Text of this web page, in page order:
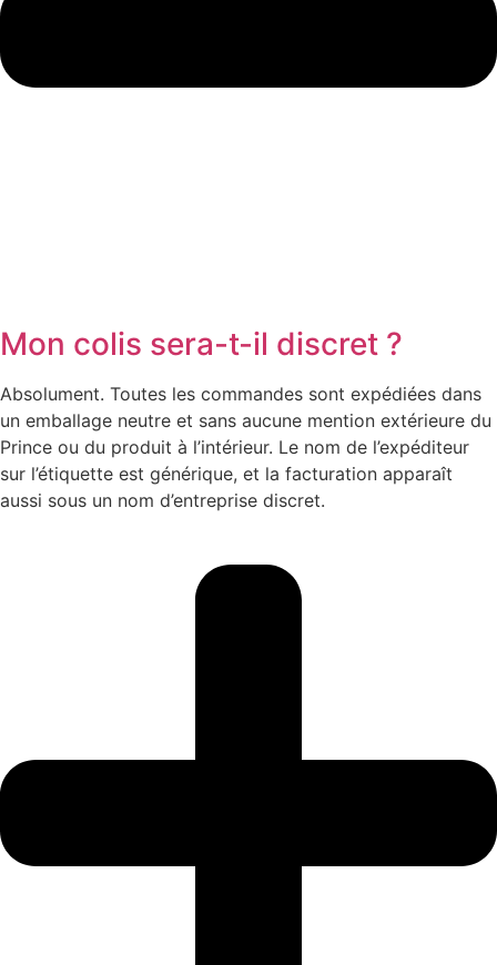
Mon colis sera-t-il discret ?
Absolument. Toutes les commandes sont expédiées dans
un emballage neutre et sans aucune mention extérieure du
Prince ou du produit à l’intérieur. Le nom de l’expéditeur
sur l’étiquette est générique, et la facturation apparaît
aussi sous un nom d’entreprise discret.